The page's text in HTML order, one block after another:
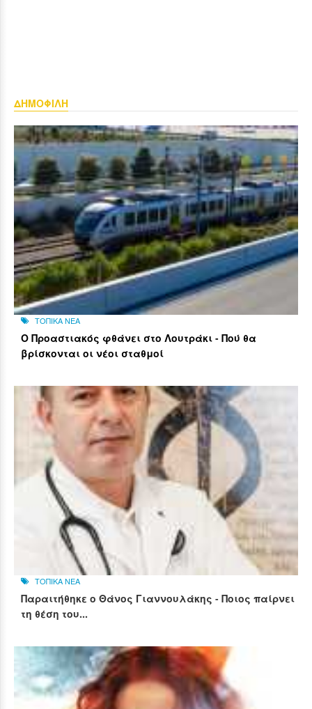
ΔΗΜΟΦΙΛΗ
ΤΟΠΙΚΑ ΝΕΑ
Ο Προαστιακός φθάνει στο Λουτράκι - Πού θα
βρίσκονται οι νέοι σταθμοί
ΤΟΠΙΚΑ ΝΕΑ
Παραιτήθηκε ο Θάνος Γιαννουλάκης - Ποιος παίρνει
τη θέση του...